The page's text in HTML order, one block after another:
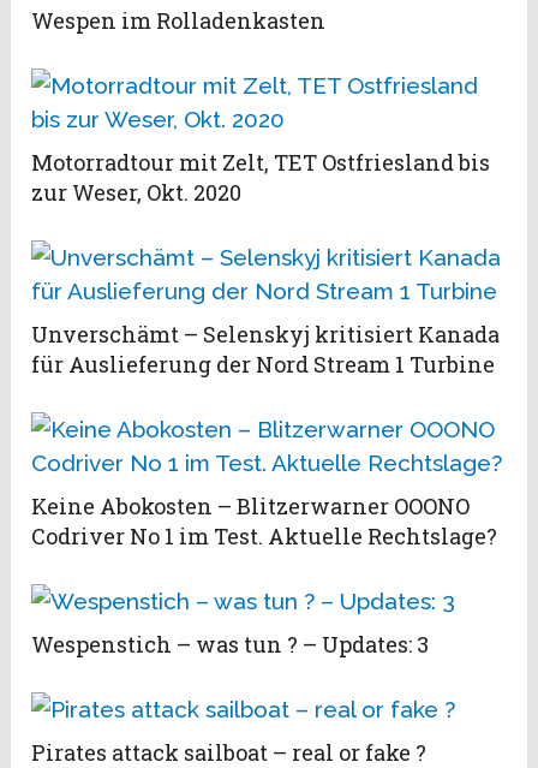
Wespen im Rolladenkasten
Motorradtour mit Zelt, TET Ostfriesland bis
zur Weser, Okt. 2020
Unverschämt – Selenskyj kritisiert Kanada
für Auslieferung der Nord Stream 1 Turbine
Keine Abokosten – Blitzerwarner OOONO
Codriver No 1 im Test. Aktuelle Rechtslage?
Wespenstich – was tun ? – Updates: 3
Pirates attack sailboat – real or fake ?